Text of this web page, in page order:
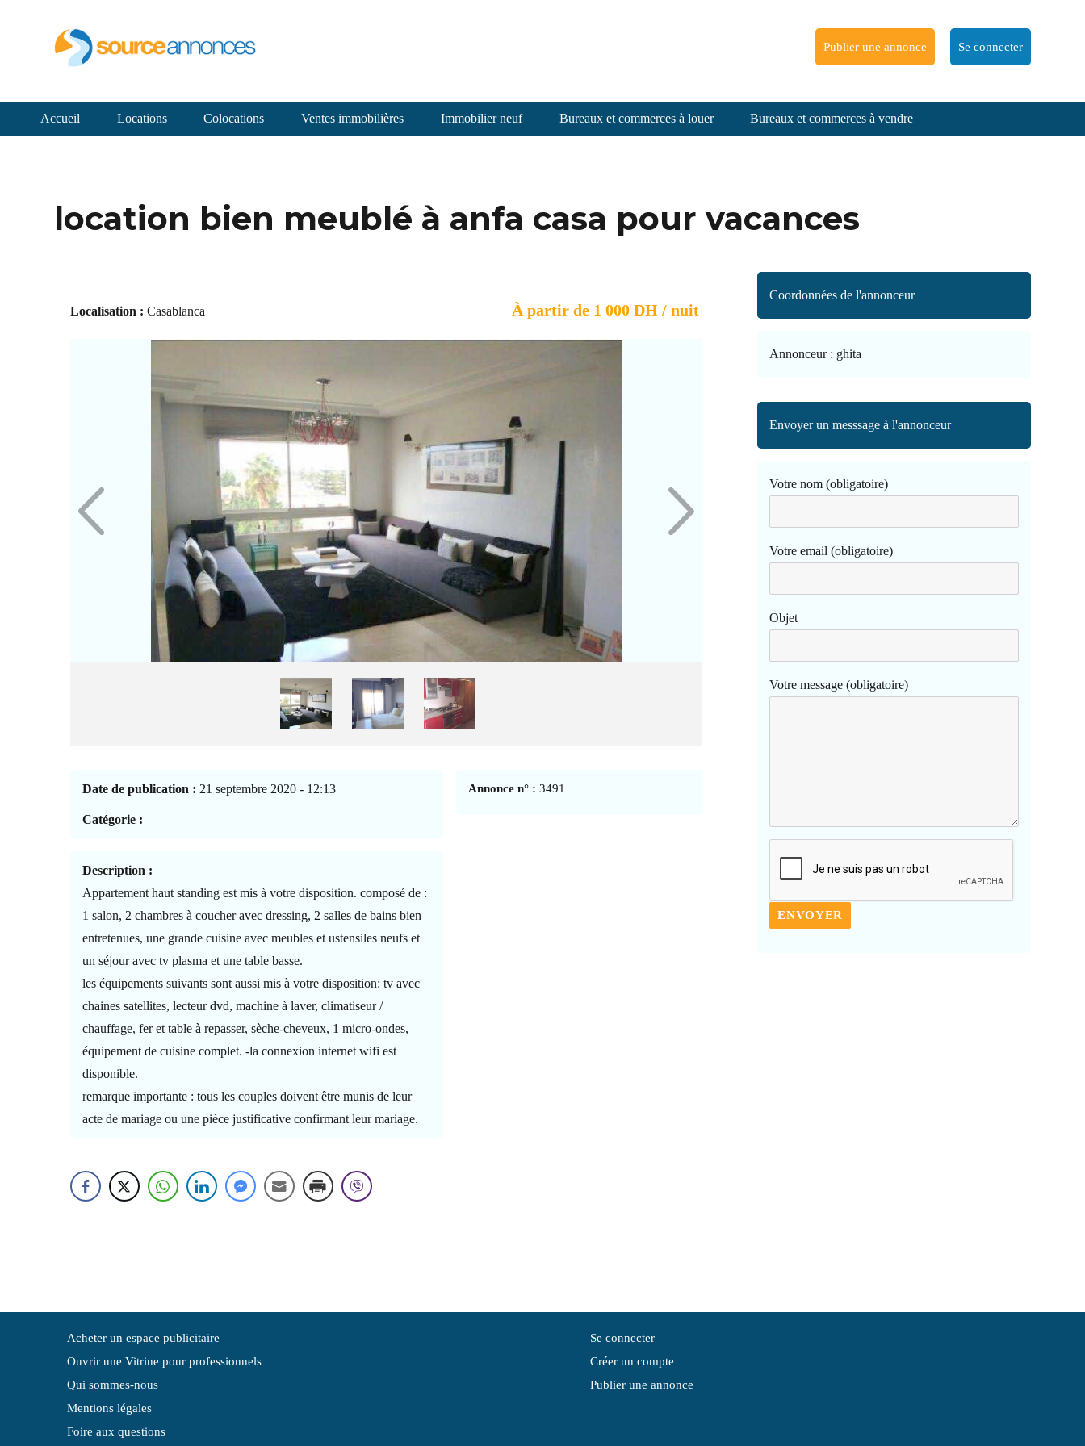
Publier une annonce Se connecter
Accueil Locations Colocations Ventes immobilières Immobilier neuf Bureaux et commerces à louer Bureaux et commerces à vendre
location bien meublé à anfa casa pour vacances
Localisation : Casablanca À partir de 1 000 DH / nuit
Date de publication : 21 septembre 2020 - 12:13
Catégorie :
Description :
Appartement haut standing est mis à votre disposition. composé de :
1 salon, 2 chambres à coucher avec dressing, 2 salles de bains bien
entretenues, une grande cuisine avec meubles et ustensiles neufs et
un séjour avec tv plasma et une table basse.
les équipements suivants sont aussi mis à votre disposition: tv avec
chaines satellites, lecteur dvd, machine à laver, climatiseur /
chauffage, fer et table à repasser, sèche-cheveux, 1 micro-ondes,
équipement de cuisine complet. -la connexion internet wifi est
disponible.
remarque importante : tous les couples doivent être munis de leur
acte de mariage ou une pièce justificative confirmant leur mariage.
Annonce n° : 3491
Coordonnées de l'annonceur
Annonceur : ghita
Envoyer un messsage à l'annonceur
Votre nom (obligatoire)
Votre email (obligatoire)
Objet
Votre message (obligatoire)
Acheter un espace publicitaire
Ouvrir une Vitrine pour professionnels
Qui sommes-nous
Mentions légales
Foire aux questions
Se connecter
Créer un compte
Publier une annonce